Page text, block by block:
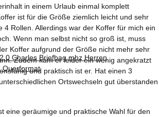
in einem Urlaub einmal komplett
ist für die Größe ziemlich leicht und sehr
4 Rollen. Allerdings war der Koffer für mich ein
Wenn man selbst nicht so groß ist, muss
Koffer aufgrund der Größe nicht mehr sehr
Zudem kam er leider ein wenig angekratzt
und praktisch ist er. Hat einen 3
Ortswechseln gut überstanden
eine geräumige und praktische Wahl für den